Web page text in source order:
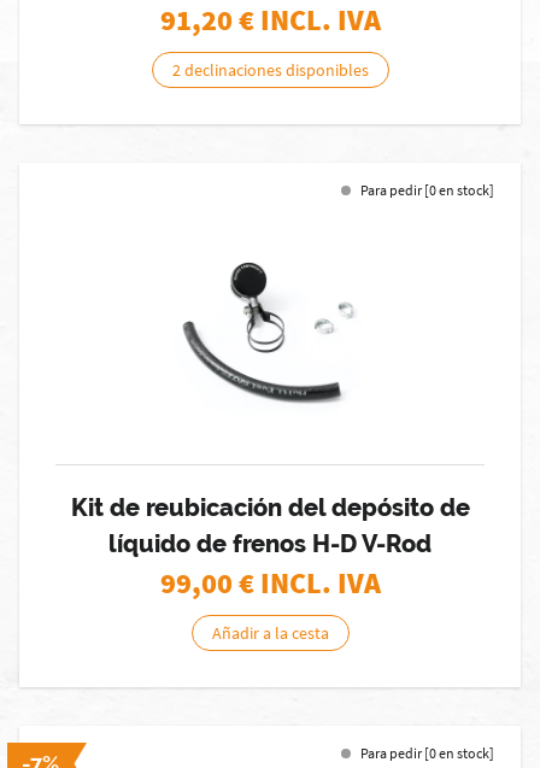
91,20€ INCL. IVA
2 declinaciones disponibles
Para pedir [0 en stock]
Kit de reubicación del depósito de
líquido de frenos H-D V-Rod
99,00€ INCL. IVA
Añadir a la cesta
Para pedir [0 en stock]